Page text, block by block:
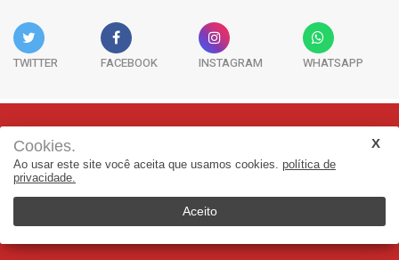
TWITTER FACEBOOK INSTAGRAM WHATSAPP
Rua Adolfo Melo, 38 - Sala 902 - Centro | Florianópolis-SC | CEP:
88015-090
(48) 3298-7979 | jornalismo@adjorisc.com.br
© 2025, Rede Catarinense de Noticias - RCN. Todos os direitos
Cookies.
Ao usar este site você aceita que usamos cookies. política de
privacidade.
Aceito